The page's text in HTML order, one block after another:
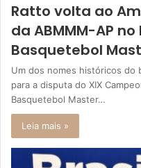
Ratto volta ao
da ABMMM-AP
Basquetebol
Um dos nomes históricos do
para a disputa do XIX
Basquetebol Master…
Leia mais »